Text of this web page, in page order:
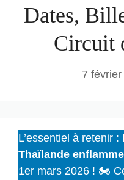
Dates,
Circuit
7
L’essentiel à retenir :
Thaïlande
1er mars 2026 ! 🏍️